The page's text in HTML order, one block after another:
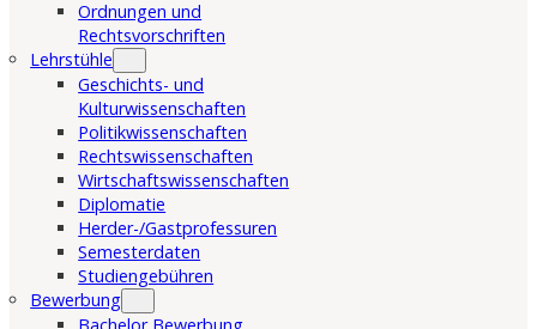
Ordnungen und
Rechtsvorschriften
Lehrstühle
Geschichts- und
Kulturwissenschaften
Politikwissenschaften
Rechtswissenschaften
Wirtschaftswissenschaften
Diplomatie
Herder-/Gastprofessuren
Semesterdaten
Studiengebühren
Bewerbung